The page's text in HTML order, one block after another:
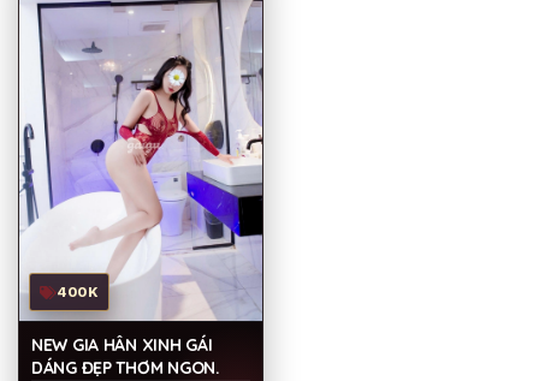
400K
NEW GIA HÂN XINH GÁI
DÁNG ĐẸP THƠM NGON.